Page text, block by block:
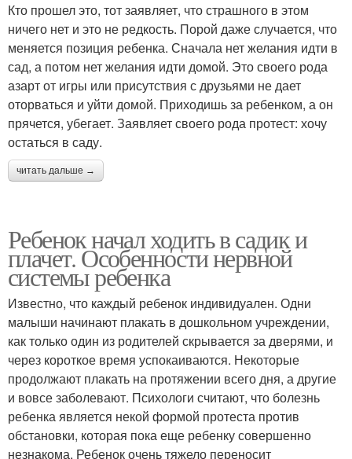
Кто прошел это, тот заявляет, что страшного в этом
ничего нет и это не редкость. Порой даже случается, что
меняется позиция ребенка. Сначала нет желания идти в
сад, а потом нет желания идти домой. Это своего рода
азарт от игры или присутствия с друзьями не дает
оторваться и уйти домой. Приходишь за ребенком, а он
прячется, убегает. Заявляет своего рода протест: хочу
остаться в саду.
читать дальше →
Ребенок начал ходить в садик и
плачет. Особенности нервной
системы ребенка
Известно, что каждый ребенок индивидуален. Одни
малыши начинают плакать в дошкольном учреждении,
как только один из родителей скрывается за дверями, и
через короткое время успокаиваются. Некоторые
продолжают плакать на протяжении всего дня, а другие
и вовсе заболевают. Психологи считают, что болезнь
ребенка является некой формой протеста против
обстановки, которая пока еще ребенку совершенно
незнакома. Ребенок очень тяжело переносит